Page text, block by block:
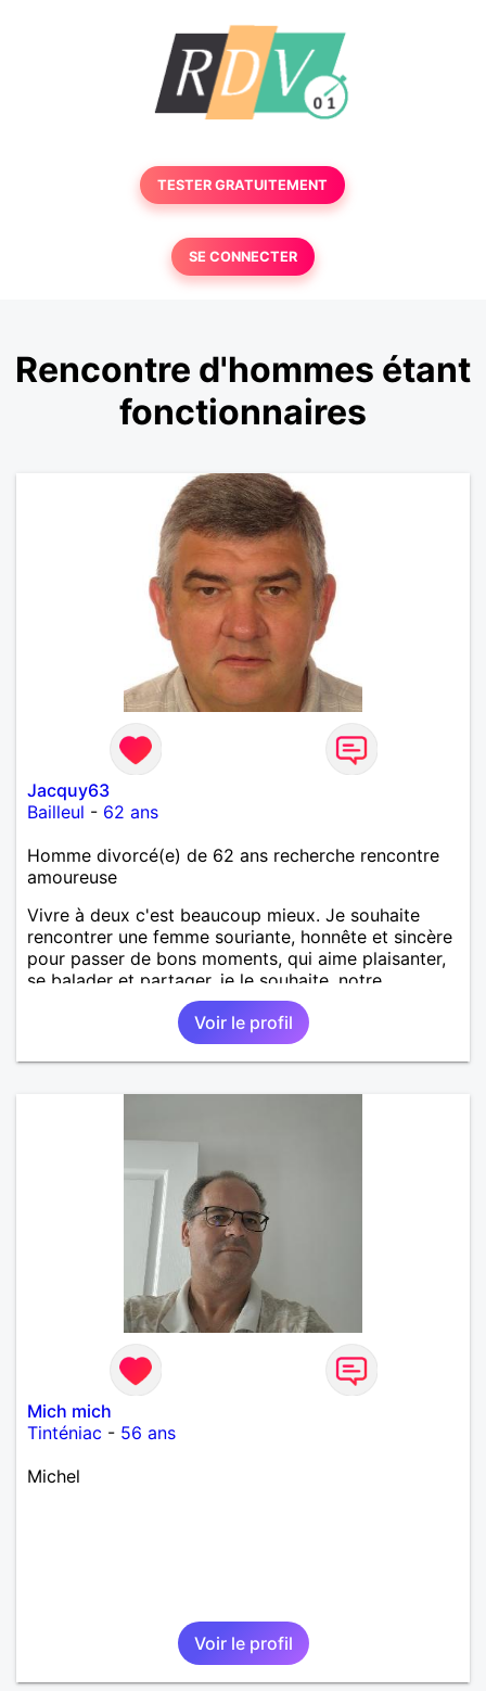
TESTER GRATUITEMENT
SE CONNECTER
Rencontre d'hommes étant
fonctionnaires
Jacquy63
Bailleul - 62 ans
Homme divorcé(e) de 62 ans recherche rencontre
amoureuse
Vivre à deux c'est beaucoup mieux. Je souhaite
rencontrer une femme souriante, honnête et sincère
pour passer de bons moments, qui aime plaisanter,
se balader et partager, je le souhaite, notre
complicité. J'aime beaucoup les chantiers de
randonnée pour se défouler, se relaxer, se détendre
et finalement prendre du bon temps. C'est difficile
de tout dire en quelques lignes. En revanche, vous
Voir le profil
Mich mich
Tinténiac - 56 ans
Michel
Voir le profil